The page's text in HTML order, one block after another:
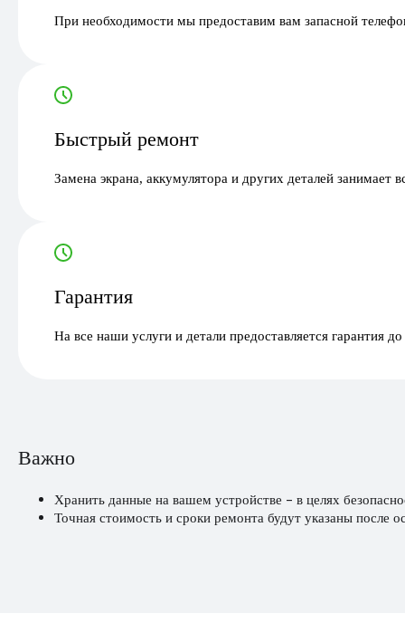
При необходимости мы предоставим вам запасной
Быстрый ремонт
Замена экрана, аккумулятора и других деталей занимает
Гарантия
На все наши услуги и детали предоставляется гарантия
Важно
Хранить данные на вашем устройстве - в целях
Точная стоимость и сроки ремонта будут указаны после